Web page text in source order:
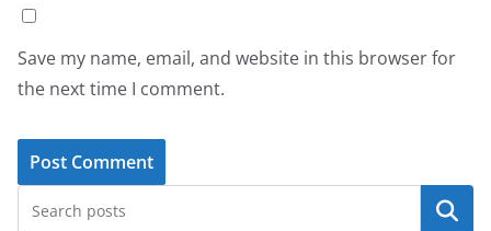
Save my name, email, and website in this browser for
the next time I comment.
Search